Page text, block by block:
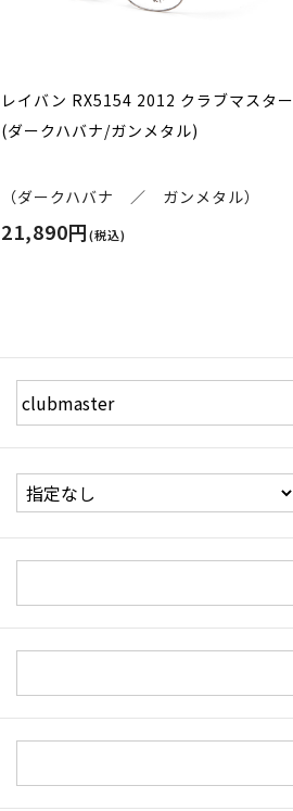
レイバン RX5154 2012 クラブマスター
(ダークハバナ/ガンメタル)
（ダークハバナ ／ ガンメタル）
21,890円(税込)